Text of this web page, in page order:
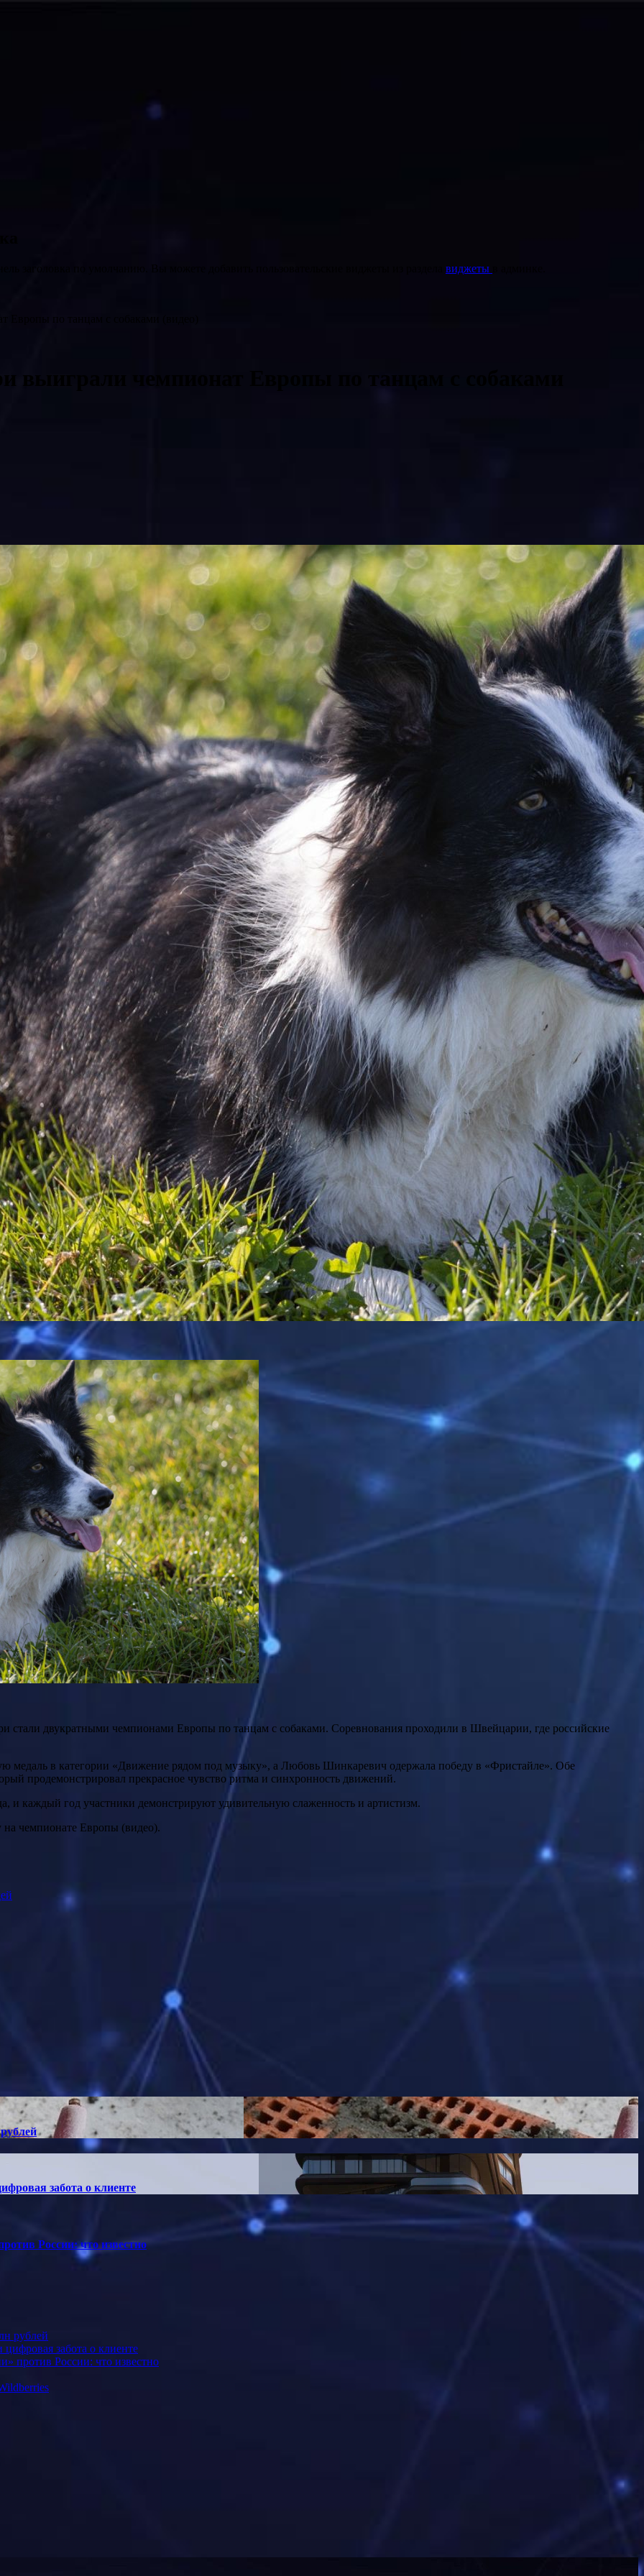
виджеты
выиграли чемпионат Европы по танцам с собаками
стали двукратными чемпионами Европы по танцам с собаками. Соревнования проходили в Швейцарии, где российские
медаль в категории «Движение рядом под музыку», а Любовь Шинкаревич одержала победу в «Фристайле». Обе
продемонстрировал прекрасное чувство ритма и синхронность движений.
и каждый год участники демонстрируют удивительную слаженность и артистизм.
на чемпионате Европы (видео).
забота о клиенте
России: что известно
рублей
забота о клиенте
против России: что известно